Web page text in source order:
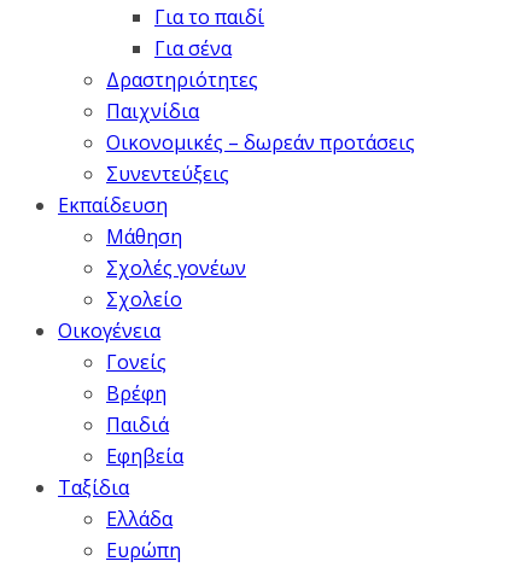
Για το παιδί
Για σένα
Δραστηριότητες
Παιχνίδια
Οικονομικές – δωρεάν προτάσεις
Συνεντεύξεις
Εκπαίδευση
Μάθηση
Σχολές γονέων
Σχολείο
Οικογένεια
Γονείς
Βρέφη
Παιδιά
Εφηβεία
Ταξίδια
Ελλάδα
Ευρώπη